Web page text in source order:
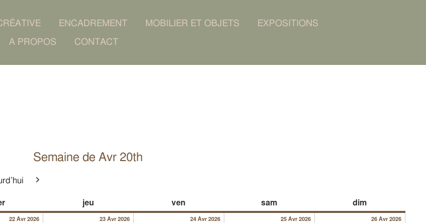
ENCADREMENT MOBILIER ET OBJETS EXPOSITIONS
A PROPOS CONTACT
Semaine de Avr 20th
mercredi jeu ven sam dim
22 Avr 2026 23 Avr 2026 24 Avr 2026 25 Avr 2026 26 Avr 2026